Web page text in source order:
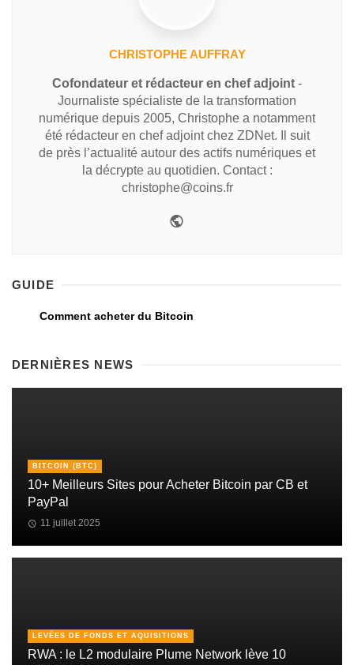
CHRISTOPHE AUFFRAY
Cofondateur et rédacteur en chef adjoint -
Journaliste spécialiste de la transformation
numérique depuis 2005, Christophe a notamment
été rédacteur en chef adjoint chez ZDNet. Il suit
de près l’actualité autour des actifs numériques et
la décrypte au quotidien. Contact :
christophe@coins.fr
GUIDE
Comment acheter du Bitcoin
DERNIÈRES NEWS
BITCOIN (BTC)
10+ Meilleurs Sites pour Acheter Bitcoin par CB et
PayPal
11 juillet 2025
LEVÉES DE FONDS ET AQUISITIONS
RWA : le L2 modulaire Plume Network lève 10